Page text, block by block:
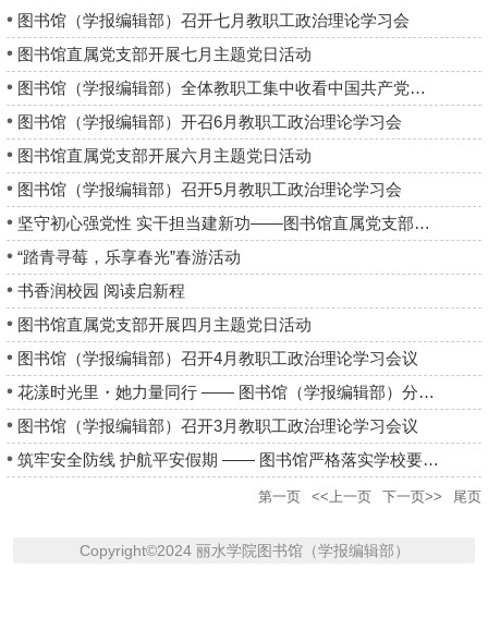
图书馆（学报编辑部）召开七月教职工政治理论学习会
图书馆直属党支部开展七月主题党日活动
图书馆（学报编辑部）全体教职工集中收看中国共产党成立105周年...
图书馆（学报编辑部）开召6月教职工政治理论学习会
图书馆直属党支部开展六月主题党日活动
图书馆（学报编辑部）召开5月教职工政治理论学习会
坚守初心强党性 实干担当建新功——图书馆直属党支部开展五月主题...
“踏青寻莓，乐享春光”春游活动
书香润校园 阅读启新程
图书馆直属党支部开展四月主题党日活动
图书馆（学报编辑部）召开4月教职工政治理论学习会议
花漾时光里・她力量同行 —— 图书馆（学报编辑部）分工会三八节活...
图书馆（学报编辑部）召开3月教职工政治理论学习会议
筑牢安全防线 护航平安假期 —— 图书馆严格落实学校要求开展寒假...
第一页 <<上一页 下一页>> 尾页
Copyright©2024 丽水学院图书馆（学报编辑部）